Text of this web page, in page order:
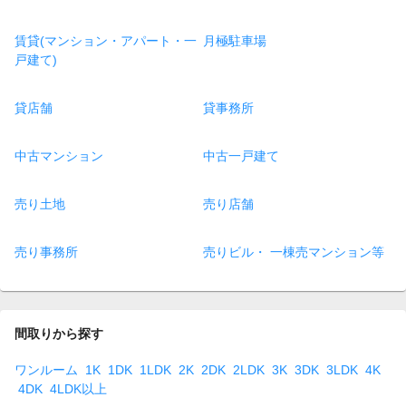
賃貸(マンション・アパート・一
戸建て)
月極駐車場
貸店舗 貸事務所
中古マンション 中古一戸建て
売り土地 売り店舗
売り事務所 売りビル・ 一棟売マンション等
間取りから探す
ワンルーム 1K 1DK 1LDK 2K 2DK 2LDK 3K 3DK 3LDK 4K
4DK 4LDK以上